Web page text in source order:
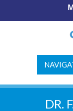
DR.